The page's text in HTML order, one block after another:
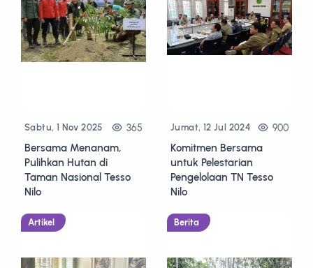
Sabtu, 1 Nov 2025 365
Bersama Menanam,
Pulihkan Hutan di
Taman Nasional Tesso
Nilo
Jumat, 12 Jul 2024 900
Komitmen Bersama
untuk Pelestarian
Pengelolaan TN Tesso
Nilo
Artikel Berita